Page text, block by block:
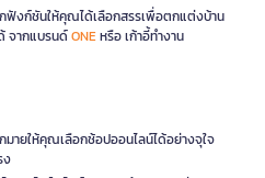
ฟังก์ชันให้คุณได้เลือกสรรเพื่อตกแต่งบ้าน
จากแบรนด์ONEหรือ เก้าอี้ทำงาน
มายให้คุณเลือกช้อปออนไลน์ได้อย่างจุใจ
ง